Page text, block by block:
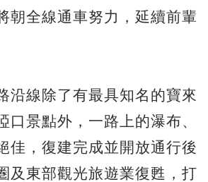
朝全線通車努力，延續前輩
沿線除了有最具知名的寶來
口景點外，一路上的瀑布、
佳，復建完成並開放通行後
及東部觀光旅遊業復甦，打